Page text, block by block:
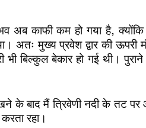
अब काफी कम हो गया है,
अतः मुख्य प्रवेश द्वार की
भी बिल्कुल बेकार हो गई थी।
के बाद मैं त्रिवेणी नदी के तट
रहा।